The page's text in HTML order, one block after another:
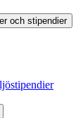
och stipendier